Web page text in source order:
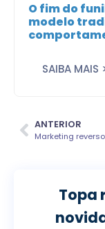
O fim do
modelo
SAIBA MAIS
ANTERIOR
Topa